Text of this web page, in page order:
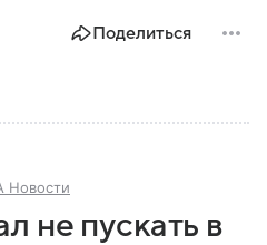
Поделиться
Новости
не пускать в